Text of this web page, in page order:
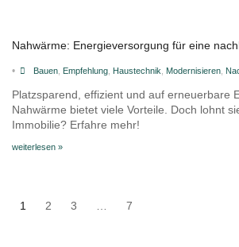
Nahwärme: Energieversorgung für eine
• Bauen, Empfehlung, Haustechnik Modernisieren,
Platzsparend, effizient und auf erneuerbare
Nahwärme bietet viele Vorteile. Doch lohnt
Immobilie? Erfahre mehr!
weiterlesen »
1 2 3 7